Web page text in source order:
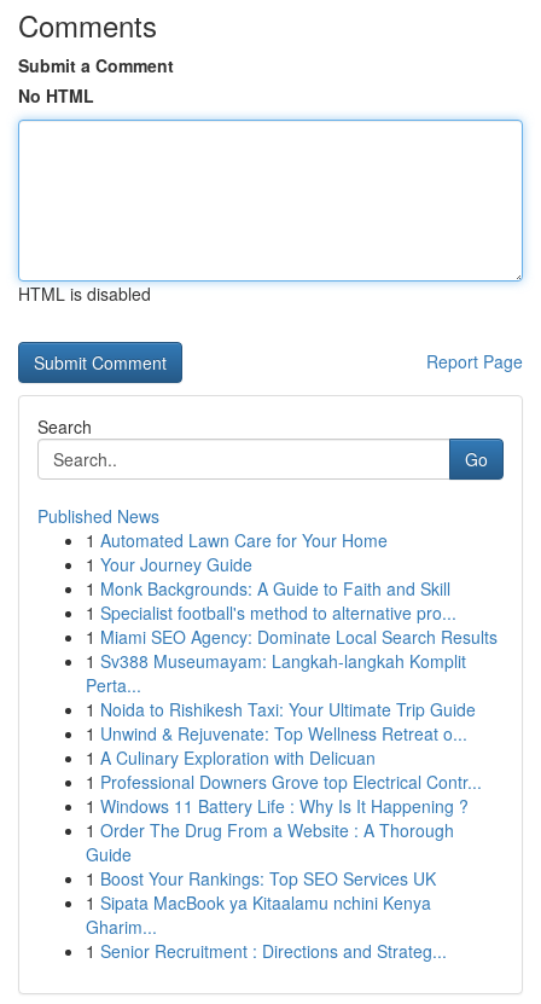
Comments
Submit a Comment
No HTML
HTML is disabled
Report Page
Search
Go
Published News
1 Automated Lawn Care for Your Home
1 Your Journey Guide
1 Monk Backgrounds: A Guide to Faith and Skill
1 Specialist football's method to alternative pro...
1 Miami SEO Agency: Dominate Local Search Results
1 Sv388 Museumayam: Langkah-langkah Komplit
Perta...
1 Noida to Rishikesh Taxi: Your Ultimate Trip Guide
1 Unwind & Rejuvenate: Top Wellness Retreat o...
1 A Culinary Exploration with Delicuan
1 Professional Downers Grove top Electrical Contr...
1 Windows 11 Battery Life : Why Is It Happening ?
1 Order The Drug From a Website : A Thorough
Guide
1 Boost Your Rankings: Top SEO Services UK
1 Sipata MacBook ya Kitaalamu nchini Kenya
Gharim...
1 Senior Recruitment : Directions and Strateg...